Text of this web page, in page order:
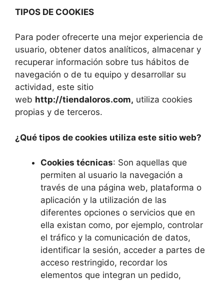
TIPOS DE COOKIES
Para poder ofrecerte una mejor experiencia de
usuario, obtener datos analíticos, almacenar y
recuperar información sobre tus hábitos de
navegación o de tu equipo y desarrollar su
actividad, este sitio
web http://tiendaloros.com, utiliza cookies
propias y de terceros.
¿Qué tipos de cookies utiliza este sitio web?
Cookies técnicas: Son aquellas que
permiten al usuario la navegación a
través de una página web, plataforma o
aplicación y la utilización de las
diferentes opciones o servicios que en
ella existan como, por ejemplo, controlar
el tráfico y la comunicación de datos,
identificar la sesión, acceder a partes de
acceso restringido, recordar los
elementos que integran un pedido,